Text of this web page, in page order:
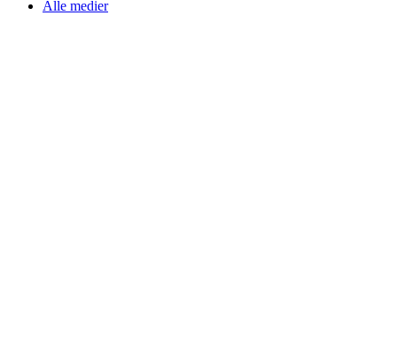
Alle medier